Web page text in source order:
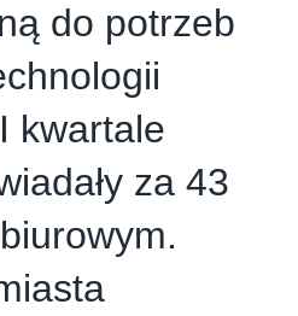
do potrzeb
kwartale
za 43